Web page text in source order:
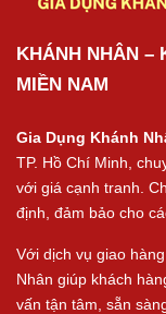
KHÁNH NHÂN –
MIỀN NAM
Gia Dụng Khánh
TP. Hồ Chí Minh,
với giá cạnh tranh.
định, đảm bảo cho
Với dịch vụ giao
Nhân giúp khách
vấn tận tâm, sẵn